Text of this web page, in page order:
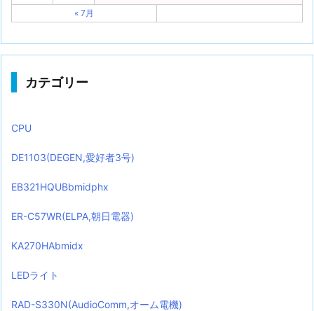
« 7月
カテゴリー
CPU
DE1103(DEGEN,愛好者3号)
EB321HQUBbmidphx
ER-C57WR(ELPA,朝日電器)
KA270HAbmidx
LEDライト
RAD-S330N(AudioComm,オーム電機)